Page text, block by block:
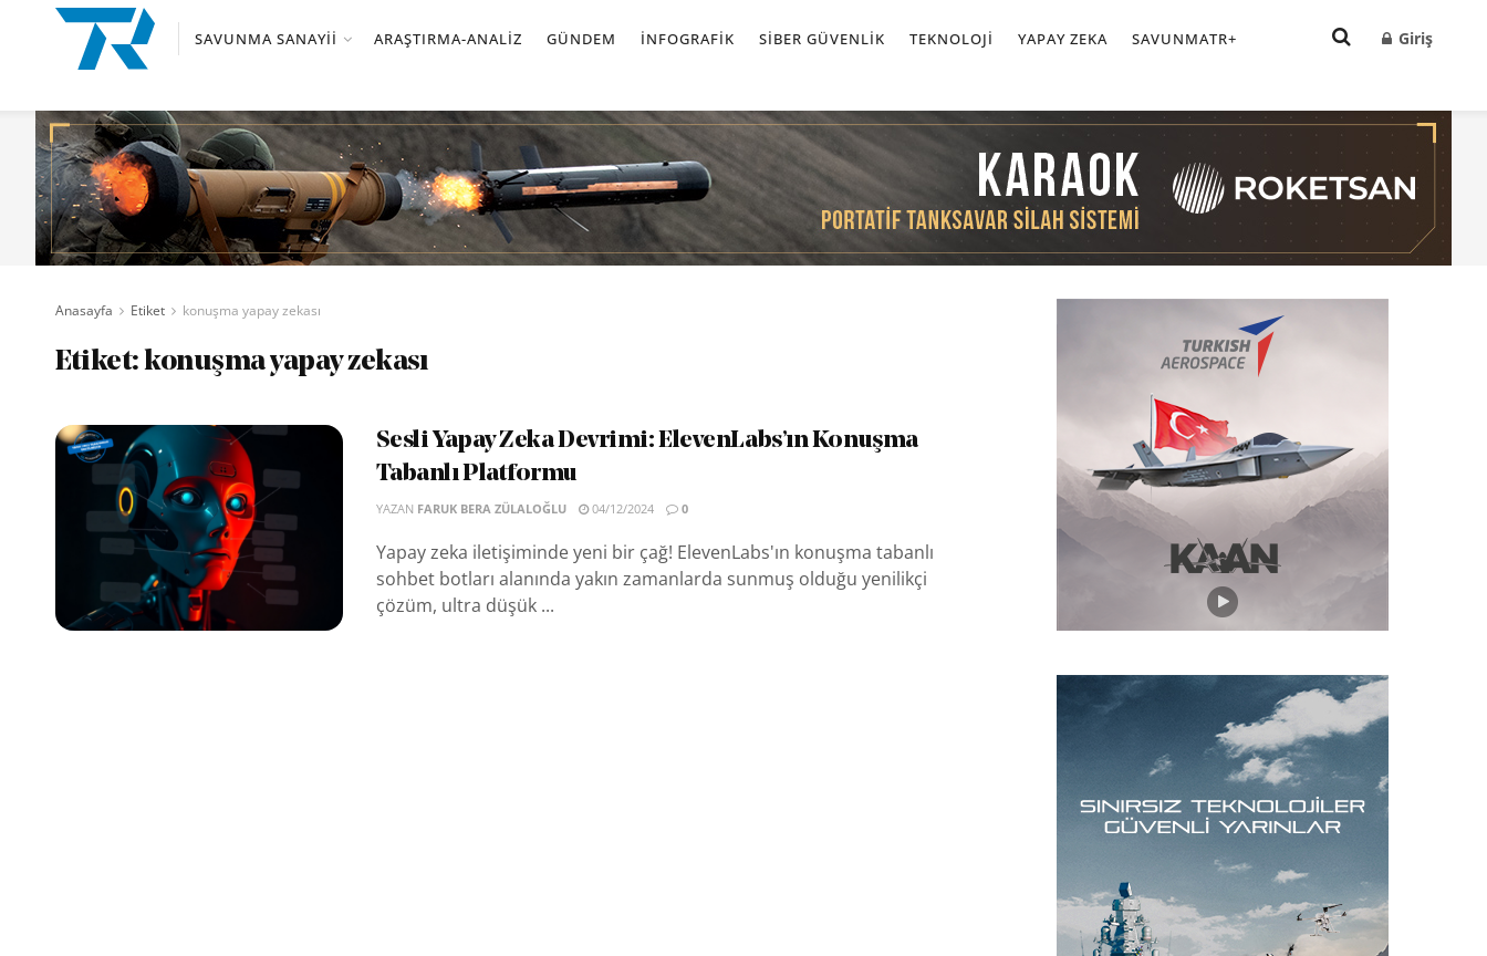
SAVUNMA SANAYII ARAŞTIRMA-ANALIZ GÜNDEM İNFOGRAFIK SIBER GÜVENLIK TEKNOLOJI YAPAY ZEKA SAVUNMATR+ Giriş
Anasayfa Etiket konuşma yapay zekası
Etiket:konuşma yapay zekası
Sesli Yapay Zeka Devrimi: ElevenLabs’ın Konuşma
Tabanlı Platformu
YAZAN FARUK BERA ZÜLALOĞLU 04/12/2024 0
Yapay zeka iletişiminde yeni bir çağ! ElevenLabs'ın konuşma tabanlı
sohbet botları alanında yakın zamanlarda sunmuş olduğu yenilikçi
çözüm, ultra düşük ...